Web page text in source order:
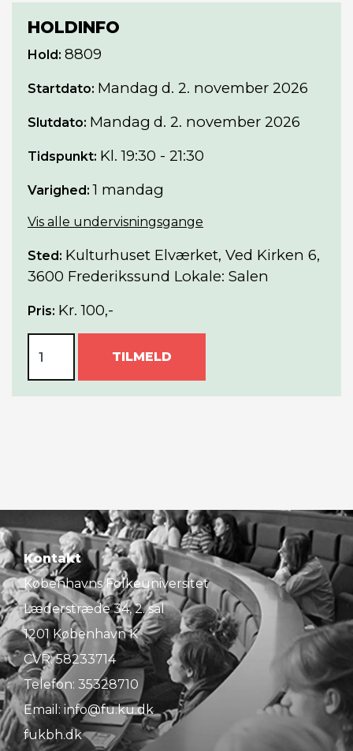
HOLDINFO
Hold: 8809
Startdato: Mandag d. 2. november 2026
Slutdato: Mandag d. 2. november 2026
Tidspunkt: Kl. 19:30 - 21:30
Varighed: 1 mandag
Vis alle undervisningsgange
Sted: Kulturhuset Elværket, Ved Kirken 6,
3600 Frederikssund Lokale: Salen
Pris: Kr. 100,-
TILMELD
Kontakt
Københavns Folkeuniversitet
Læderstræde 34, 2. sal
1201 København K
CVR: 58233714
Telefon: 35328710
Email: info@fu.ku.dk
fukbh.dk